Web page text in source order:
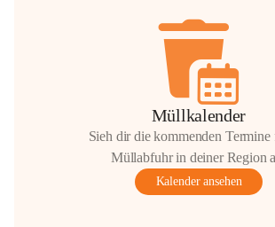
Müllkalender
Sieh dir die kommenden Termine
Müllabfuhr in deiner Region
Kalender ansehen